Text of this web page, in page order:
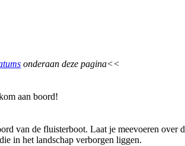
onderaan deze pagina<<
aan boord!
van de fluisterboot. Laat je meevoeren over
in het landschap verborgen liggen.